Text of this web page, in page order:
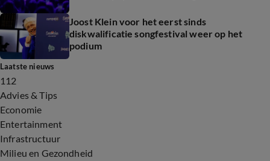
Joost Klein voor het eerst sinds
diskwalificatie songfestival weer op het
podium
Laatste nieuws
112
Advies & Tips
Economie
Entertainment
Infrastructuur
Milieu en Gezondheid